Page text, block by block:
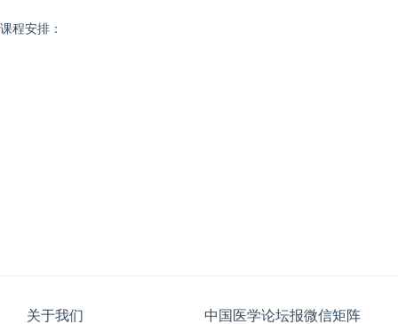
课程安排：
关于我们 中国医学论坛报微信矩阵